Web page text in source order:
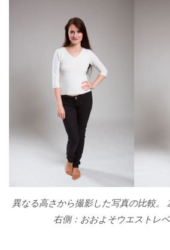
異なる高さから撮影した写真の比較。
右側：おおよそウエストレ